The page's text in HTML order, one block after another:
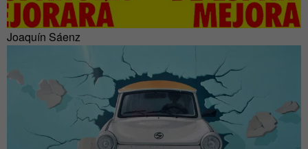
Joaquín Sáenz